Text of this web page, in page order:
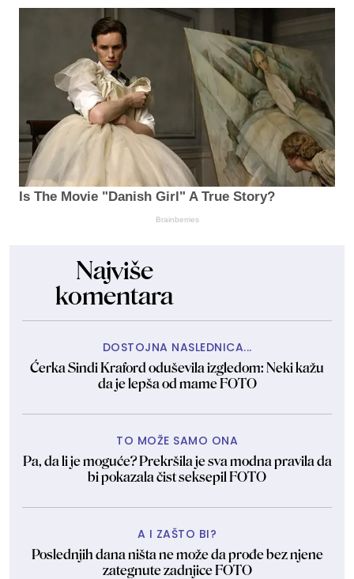
Is The Movie "Danish Girl" A True Story?
Brainberries
Najviše
komentara
DOSTOJNA NASLEDNICA...
Ćerka Sindi Kraford oduševila izgledom: Neki kažu
da je lepša od mame FOTO
TO MOŽE SAMO ONA
Pa, da li je moguće? Prekršila je sva modna pravila da
bi pokazala čist seksepil FOTO
A I ZAŠTO BI?
Poslednjih dana ništa ne može da prođe bez njene
zategnute zadnjice FOTO